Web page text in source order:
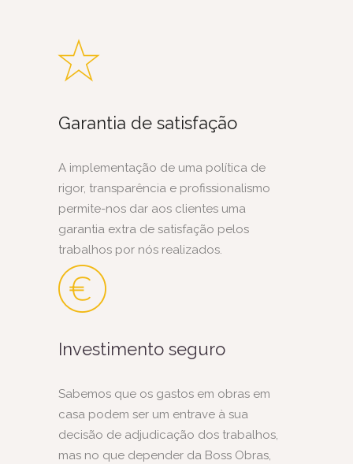
Garantia de satisfação
A implementação de uma política de
rigor, transparência e profissionalismo
permite-nos dar aos clientes uma
garantia extra de satisfação pelos
trabalhos por nós realizados.
Investimento seguro
Sabemos que os gastos em obras em
casa podem ser um entrave à sua
decisão de adjudicação dos trabalhos,
mas no que depender da Boss Obras,